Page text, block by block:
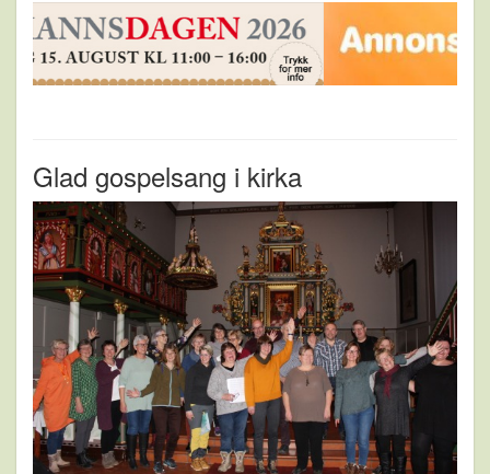
Glad gospelsang i kirka